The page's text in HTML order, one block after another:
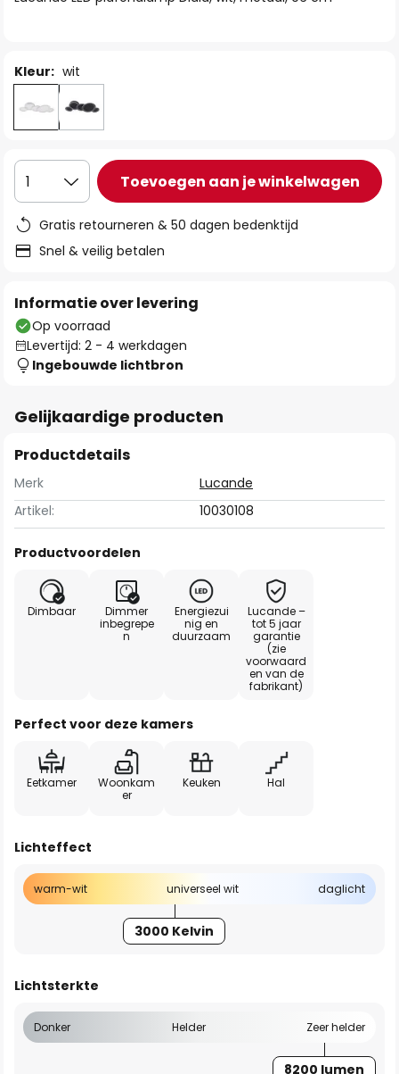
Kleur: wit
1 Toevoegen aan je winkelwagen
Gratis retourneren & 50 dagen bedenktijd
Snel & veilig betalen
Informatie over levering
Op voorraad
Levertijd: 2 - 4 werkdagen
Ingebouwde lichtbron
Gelijkaardige producten
Productdetails
Merk
Lucande
Artikel:
10030108
Productvoordelen
Dimbaar
Dimmer
inbegrepe
n
Energiezui
nig en
duurzaam
Lucande –
tot 5 jaar
garantie
(zie
voorwaard
en van de
fabrikant)
Perfect voor deze kamers
Eetkamer
Woonkam
er
Keuken Hal
Lichteffect
warm-wit universeel wit daglicht
3000 Kelvin
Lichtsterkte
Donker Helder Zeer helder
8200 lumen